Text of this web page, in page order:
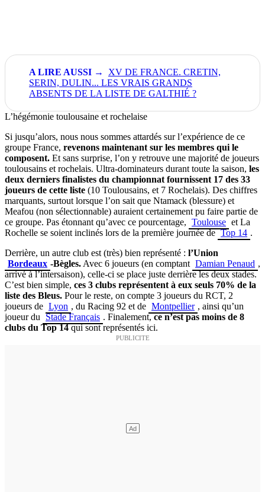
XV DE FRANCE. CRETIN,
SERIN, DULIN... LES VRAIS GRANDS
ABSENTS DE LA LISTE DE GALTHIÉ ?
L’hégémonie toulousaine et rochelaise
Si jusqu’alors, nous nous sommes attardés sur l’expérience de ce
groupe France, revenons maintenant sur les membres qui le
composent. Et sans surprise, l’on y retrouve une majorité de joueurs
toulousains et rochelais. Ultra-dominateurs durant toute la saison, les
deux derniers finalistes du championnat fournissent 17 des 33
joueurs de cette liste (10 Toulousains, et 7 Rochelais). Des chiffres
marquants, surtout lorsque l’on sait que Ntamack (blessure) et
Meafou (non sélectionnable) auraient certainement pu faire partie de
ce groupe. Pas étonnant qu’avec ce pourcentage, Toulouse et La
Rochelle se soient inclinés lors de la première journée de Top 14 .
Derrière, un autre club est (très) bien représenté : l’Union
Bordeaux -Bègles. Avec 6 joueurs (en comptant Damian Penaud ,
arrivé à l’intersaison), celle-ci se place juste derrière les deux stades.
C’est bien simple, ces 3 clubs représentent à eux seuls 70% de la
liste des Bleus. Pour le reste, on compte 3 joueurs du RCT, 2
joueurs de Lyon , du Racing 92 et de Montpellier , ainsi qu’un
joueur du Stade Français . Finalement,ce n’est pas moins de 8
clubs du Top 14qui sont représentés ici.